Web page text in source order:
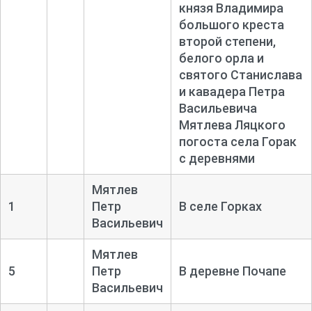
князя Владимира
большого креста
второй степени,
белого орла и
святого Станислава
и кавадера Петра
Васильевича
Мятлева Ляцкого
погоста села Горак
с деревнями
1
Мятлев
Петр
Васильевич
В селе Горках
5
Мятлев
Петр
Васильевич
В деревне Почапе